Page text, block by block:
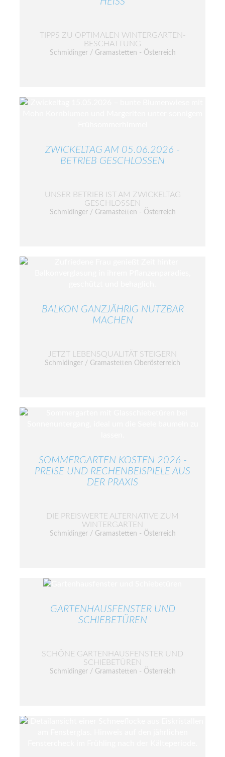
TIPPS ZU OPTIMALEN WINTERGARTEN-
BESCHATTUNG
Schmidinger / Gramastetten - Österreich
ZWICKELTAG AM 05.06.2026 -
BETRIEB GESCHLOSSEN
UNSER BETRIEB IST AM ZWICKELTAG
GESCHLOSSEN
Schmidinger / Gramastetten - Österreich
BALKON GANZJÄHRIG NUTZBAR
MACHEN
JETZT LEBENSQUALITÄT STEIGERN
Schmidinger / Gramastetten Oberösterreich
SOMMERGARTEN KOSTEN 2026 -
PREISE UND RECHENBEISPIELE AUS
DER PRAXIS
DIE PREISWERTE ALTERNATIVE ZUM
WINTERGARTEN
Schmidinger / Gramastetten - Österreich
GARTENHAUSFENSTER UND
SCHIEBETÜREN
SCHÖNE GARTENHAUSFENSTER UND
SCHIEBETÜREN
Schmidinger / Gramastetten - Österreich